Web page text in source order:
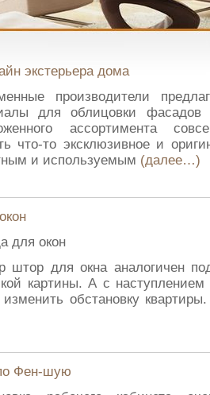
экстерьера дома
производители
для облицовки
ассортимента
что-то эксклюзивное и
и используемым (далее…)
для окон
штор для окна аналогичен
картины. А с
обстановку
Фен-шую